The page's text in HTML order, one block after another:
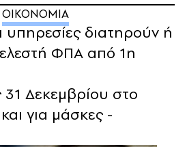
ΟΙΚΟΝΟΜΙΑ
υπηρεσίες διατηρούν ή
ΦΠΑ από 1η
Δεκεμβρίου στο
για μάσκες -